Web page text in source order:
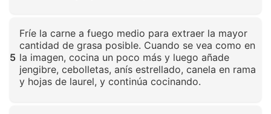
5
Fríe la carne a fuego medio para extraer la mayor
cantidad de grasa posible. Cuando se vea como en
la imagen, cocina un poco más y luego añade
jengibre, cebolletas, anís estrellado, canela en rama
y hojas de laurel, y continúa cocinando.